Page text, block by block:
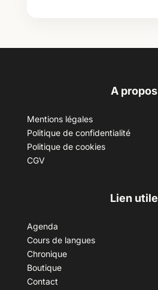
A propos
Mentions légales
Politique de confidentialité
Politique de cookies
CGV
Lien utile
Agenda
Cours de langues
Chronique
Boutique
Contact